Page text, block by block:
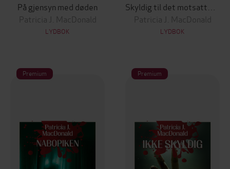
På gjensyn med døden
Patricia J. MacDonald
LYDBOK
Patricia J. MacDonald
LYDBOK
Premium Premium